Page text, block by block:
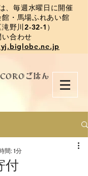
、毎週水曜日に開催
・馬場ふれあい館
滝野川2-32-1）
合わせ
ごはん
付
間: 1分